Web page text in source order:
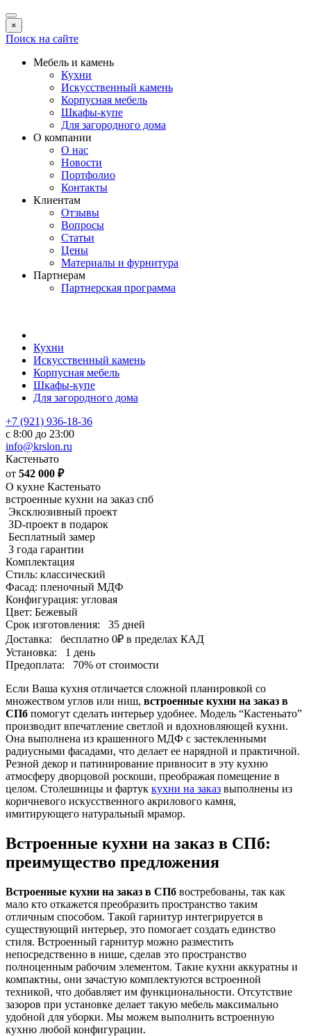
×
Поиск на сайте
Мебель и камень
Кухни
Искусственный камень
Корпусная мебель
Шкафы-купе
Для загородного дома
О компании
О нас
Новости
Портфолио
Контакты
Клиентам
Отзывы
Вопросы
Статьи
Цены
Материалы и фурнитура
Партнерам
Партнерская программа
Кухни
Искусственный камень
Корпусная мебель
Шкафы-купе
Для загородного дома
+7 (921) 936-18-36
с 8:00 до 23:00
info@krslon.ru
Кастеньато
от 542 000 ₽
О кухне Кастеньато
встроенные кухни на заказ спб
Эксклюзивный проект
3D-проект в подарок
Бесплатный замер
3 года гарантии
Комплектация
Стиль: классический
Фасад: пленочный МДФ
Конфигурация: угловая
Цвет: Бежевый
Срок изготовления:
35 дней
Доставка:
бесплатно 0₽ в пределах КАД
Установка:
1 день
Предоплата:
70% от стоимости
Если Ваша кухня отличается сложной планировкой со
множеством углов или ниш, встроенные кухни на заказ в
СПб помогут сделать интерьер удобнее. Модель “Кастеньато”
производит впечатление светлой и вдохновляющей кухни.
Она выполнена из крашенного МДФ с застекленными
радиусными фасадами, что делает ее нарядной и практичной.
Резной декор и патинирование привносит в эту кухню
атмосферу дворцовой роскоши, преображая помещение в
целом. Столешницы и фартук кухни на заказ выполнены из
коричневого искусственного акрилового камня,
имитирующего натуральный мрамор.
Встроенные кухни на заказ в СПб:
преимущество предложения
Встроенные кухни на заказ в СПб востребованы, так как
мало кто откажется преобразить пространство таким
отличным способом. Такой гарнитур интегрируется в
существующий интерьер, это помогает создать единство
стиля. Встроенный гарнитур можно разместить
непосредственно в нише, сделав это пространство
полноценным рабочим элементом. Такие кухни аккуратны и
компактны, они зачастую комплектуются встроенной
техникой, что добавляет им функциональности. Отсутствие
зазоров при установке делает такую мебель максимально
удобной для уборки. Мы можем выполнить встроенную
кухню любой конфигурации.